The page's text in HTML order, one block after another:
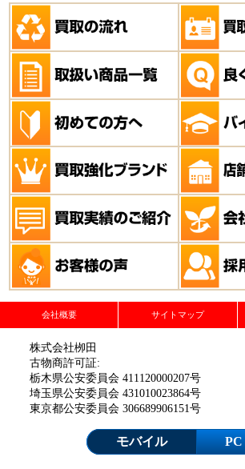
会社概要 サイトマップ
株式会社栁田
古物商許可証:
栃木県公安委員会 411120000207号
埼玉県公安委員会 431010023864号
東京都公安委員会 306689906151号
モバイル PC